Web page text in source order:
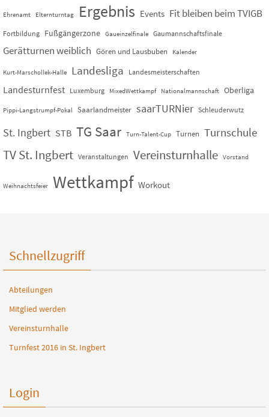
Ehrenamt Elternturntag Ergebnis Events Fit bleiben beim TVIGB
Fortbildung Fußgängerzone Gaueinzelfinale Gaumannschaftsfinale
Gerätturnen weiblich Gören und Lausbuben Kalender
Kurt-Marschollek-Halle Landesliga Landesmeisterschaften
Landesturnfest Luxemburg MixedWettkampf Nationalmannschaft Oberliga
Pippi-Langstrumpf-Pokal Saarlandmeister saarTURNier Schleuderwutz
St. Ingbert STB TG Saar Turn-Talent-Cup Turnen Turnschule
TV St. Ingbert Veranstaltungen Vereinsturnhalle Vorstand
Weihnachtsfeier Wettkampf Workout
Schnellzugriff
Abteilungen
Mitglied werden
Vereinsturnhalle
Turnfest 2016 in St. Ingbert
Login